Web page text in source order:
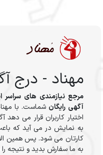
مهناد - درج
مرجع نیازمندی های سراسر
آگهی رایگان شماست. با
اختیار کاربران قرار می
به نمایش در می آید که
کارتان می شود. پس همین
به ما سفارش بدید و نتیجه را